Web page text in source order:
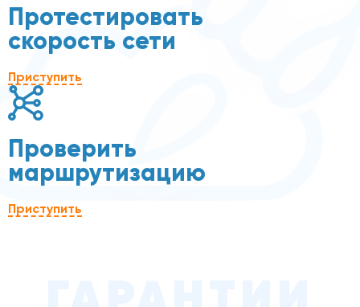
Протестировать
скорость сети
Приступить
Проверить
маршрутизацию
Приступить